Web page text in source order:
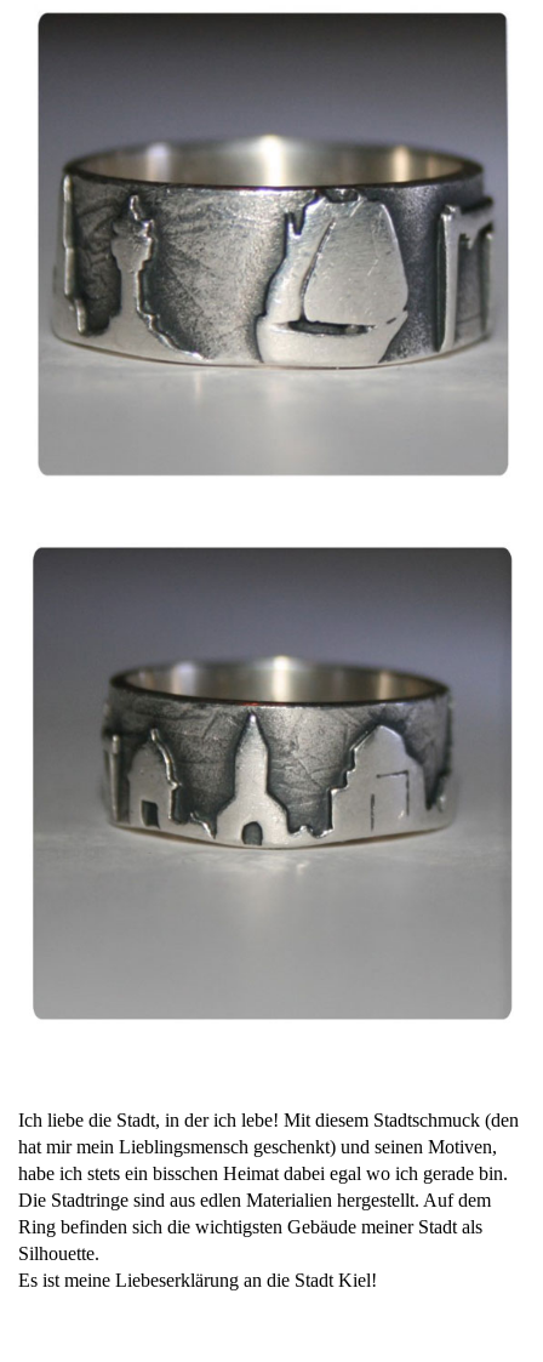
Ich liebe die Stadt, in der ich lebe! Mit diesem Stadtschmuck (den
hat mir mein Lieblingsmensch geschenkt) und seinen Motiven,
habe ich stets ein bisschen Heimat dabei egal wo ich gerade bin.
Die Stadtringe sind aus edlen Materialien hergestellt. Auf dem
Ring befinden sich die wichtigsten Gebäude meiner Stadt als
Silhouette.
Es ist meine Liebeserklärung an die Stadt Kiel!